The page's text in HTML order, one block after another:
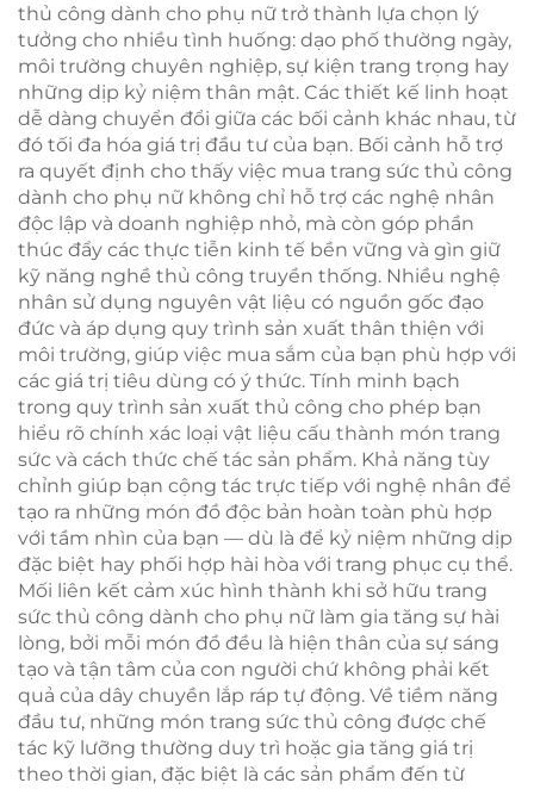
thủ công dành cho phụ nữ trở thành lựa chọn lý
tưởng cho nhiều tình huống: dạo phố thường ngày,
môi trường chuyên nghiệp, sự kiện trang trọng hay
những dịp kỷ niệm thân mật. Các thiết kế linh hoạt
dễ dàng chuyển đổi giữa các bối cảnh khác nhau, từ
đó tối đa hóa giá trị đầu tư của bạn. Bối cảnh hỗ trợ
ra quyết định cho thấy việc mua trang sức thủ công
dành cho phụ nữ không chỉ hỗ trợ các nghệ nhân
độc lập và doanh nghiệp nhỏ, mà còn góp phần
thúc đẩy các thực tiễn kinh tế bền vững và gìn giữ
kỹ năng nghề thủ công truyền thống. Nhiều nghệ
nhân sử dụng nguyên vật liệu có nguồn gốc đạo
đức và áp dụng quy trình sản xuất thân thiện với
môi trường, giúp việc mua sắm của bạn phù hợp với
các giá trị tiêu dùng có ý thức. Tính minh bạch
trong quy trình sản xuất thủ công cho phép bạn
hiểu rõ chính xác loại vật liệu cấu thành món trang
sức và cách thức chế tác sản phẩm. Khả năng tùy
chỉnh giúp bạn cộng tác trực tiếp với nghệ nhân để
tạo ra những món đồ độc bản hoàn toàn phù hợp
với tầm nhìn của bạn — dù là để kỷ niệm những dịp
đặc biệt hay phối hợp hài hòa với trang phục cụ thể.
Mối liên kết cảm xúc hình thành khi sở hữu trang
sức thủ công dành cho phụ nữ làm gia tăng sự hài
lòng, bởi mỗi món đồ đều là hiện thân của sự sáng
tạo và tận tâm của con người chứ không phải kết
quả của dây chuyền lắp ráp tự động. Về tiềm năng
đầu tư, những món trang sức thủ công được chế
tác kỹ lưỡng thường duy trì hoặc gia tăng giá trị
theo thời gian, đặc biệt là các sản phẩm đến từ